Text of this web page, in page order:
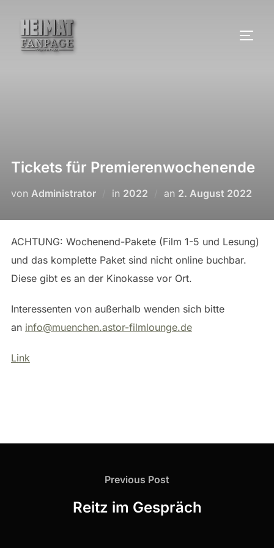
springen
Tickets für Premierenwochenende
von Administrator in 2022 an Veröffentlicht
2. August 2022
ACHTUNG: Wochenend-Pakete (Film 1-5 und Lesung)
und das komplette Paket sind nicht online buchbar.
Diese gibt es an der Kinokasse vor Ort.
Interessenten von außerhalb wenden sich bitte
an info@muenchen.astor-filmlounge.de
Link
Previous
Previous Post
Reitz im Gespräch